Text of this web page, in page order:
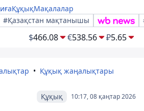
ҚұқықМақалалар
#Қазақстан мақтанышы
$466.08 €538.56 ₽5.65
Құқық жаңалықтары
10:17, 08 қаңтар 2026
Құқық